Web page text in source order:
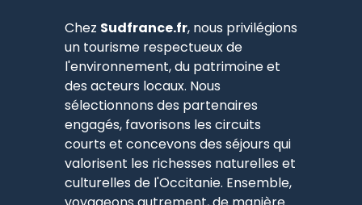
Chez Sudfrance.fr, nous privilégions
un tourisme respectueux de
l'environnement, du patrimoine et
des acteurs locaux. Nous
sélectionnons des partenaires
engagés, favorisons les circuits
courts et concevons des séjours qui
valorisent les richesses naturelles et
culturelles de l'Occitanie. Ensemble,